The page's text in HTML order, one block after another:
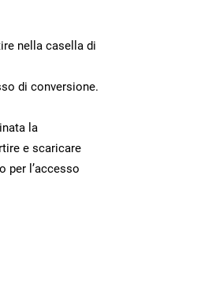
nella casella di
di conversione.
la
e scaricare
per l’accesso